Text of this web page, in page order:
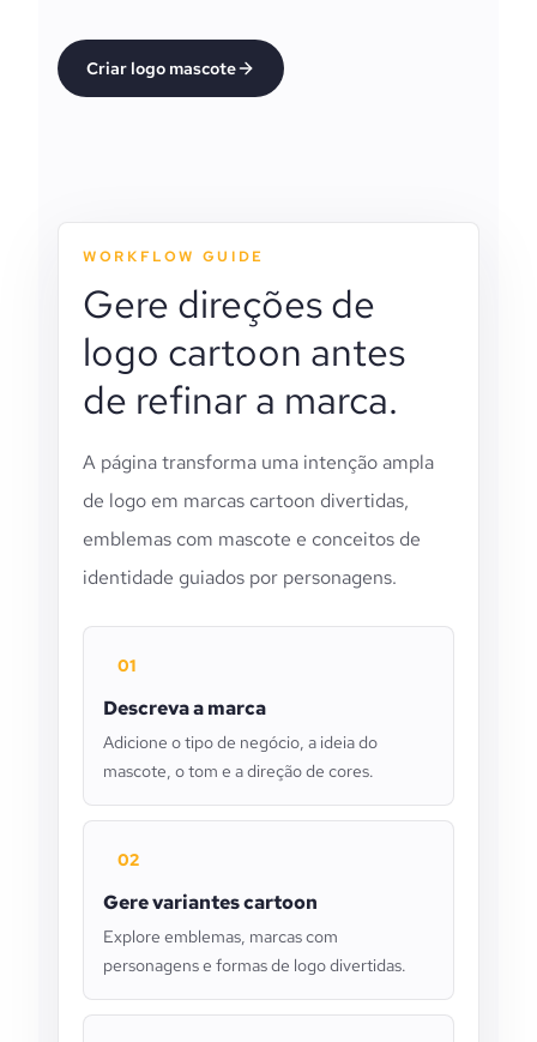
Criar logo mascote
WORKFLOW GUIDE
Gere direções de
logo cartoon antes
de refinar a marca.
A página transforma uma intenção ampla
de logo em marcas cartoon divertidas,
emblemas com mascote e conceitos de
identidade guiados por personagens.
01
Descreva a marca
Adicione o tipo de negócio, a ideia do
mascote, o tom e a direção de cores.
02
Gere variantes cartoon
Explore emblemas, marcas com
personagens e formas de logo divertidas.